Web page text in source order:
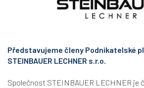
Představujeme členy Podnikatelské
STEINBAUER LECHNER s.r.o.
Společnost STEINBAUER LECHNER je